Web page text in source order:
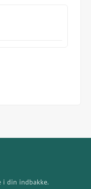
i din indbakke.